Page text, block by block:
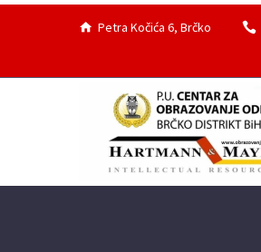
Petra Kočića 6, Brčko